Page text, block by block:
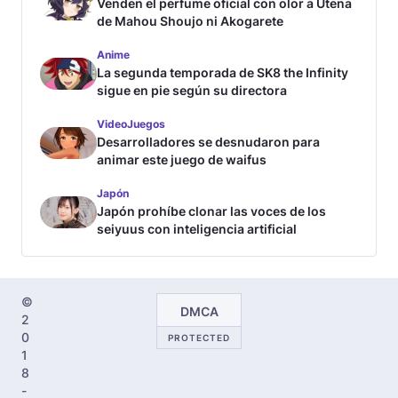
Venden el perfume oficial con olor a Utena
de Mahou Shoujo ni Akogarete
Anime
La segunda temporada de SK8 the Infinity
sigue en pie según su directora
VideoJuegos
Desarrolladores se desnudaron para
animar este juego de waifus
Japón
Japón prohíbe clonar las voces de los
seiyuus con inteligencia artificial
©
2
0
1
8
-
DMCA
PROTECTED